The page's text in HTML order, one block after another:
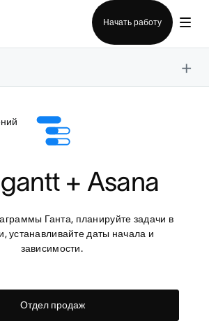
Начать работу
×
+ Asana
Ганта, планируйте задачи в
устанавливайте даты начала и
зависимости.
Отдел продаж